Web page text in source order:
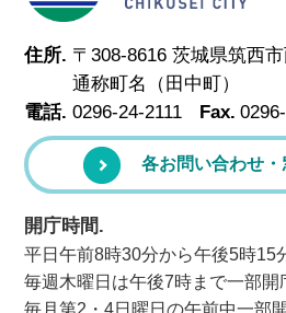
住所. 〒308-8616 茨城県筑西
通称町名（田中町）
電話. 0296-24-2111 Fax.
各お問い合わせ・
開庁時間.
平日午前8時30分から午後5時15
毎週木曜日は午後7時まで一部開
毎月第2・4日曜日の午前中一部